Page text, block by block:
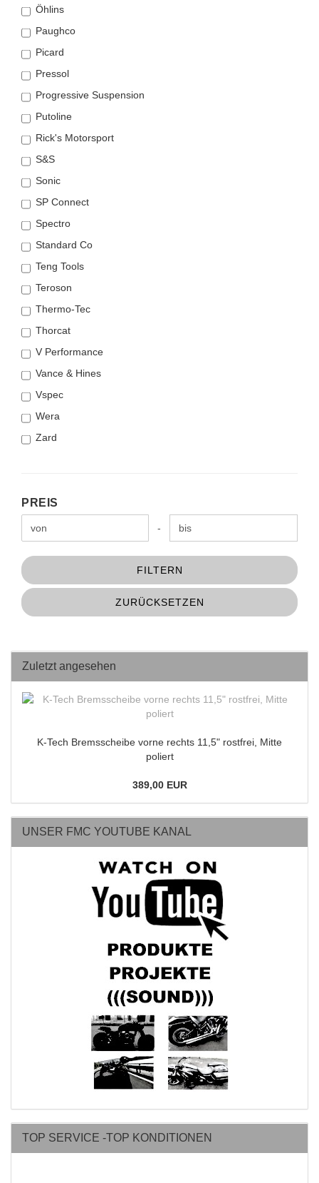
Öhlins
Paughco
Picard
Pressol
Progressive Suspension
Putoline
Rick's Motorsport
S&S
Sonic
SP Connect
Spectro
Standard Co
Teng Tools
Teroson
Thermo-Tec
Thorcat
V Performance
Vance & Hines
Vspec
Wera
Zard
PREIS
PREIS
Preis bis -
FILTERN
ZURÜCKSETZEN
Zuletzt angesehen
K-Tech Bremsscheibe vorne rechts 11,5" rostfrei, Mitte
poliert
389,00 EUR
UNSER FMC YOUTUBE KANAL
TOP SERVICE -TOP KONDITIONEN